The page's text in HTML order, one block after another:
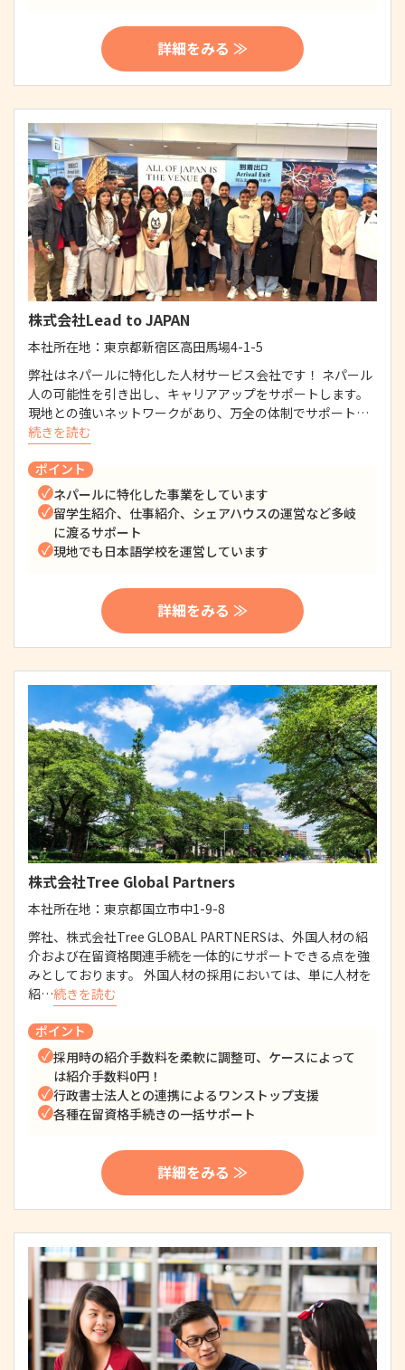
詳細をみる ≫
株式会社Lead to JAPAN
本社所在地： 東京都新宿区高田馬場4-1-5
弊社はネパールに特化した人材サービス会社です！ ネパール
人の可能性を引き出し、キャリアアップをサポートします。
現地との強いネットワークがあり、万全の体制でサポート…
続きを読む
ポイント
ネパールに特化した事業をしています
留学生紹介、仕事紹介、シェアハウスの運営など多岐
に渡るサポート
現地でも日本語学校を運営しています
詳細をみる ≫
株式会社Tree Global Partners
本社所在地： 東京都国立市中1-9-8
弊社、株式会社Tree GLOBAL PARTNERSは、外国人材の紹
介および在留資格関連手続を一体的にサポートできる点を強
みとしております。 外国人材の採用においては、単に人材を
紹…続きを読む
ポイント
採用時の紹介手数料を柔軟に調整可、ケースによって
は紹介手数料0円！
行政書士法人との連携によるワンストップ支援
各種在留資格手続きの一括サポート
詳細をみる ≫